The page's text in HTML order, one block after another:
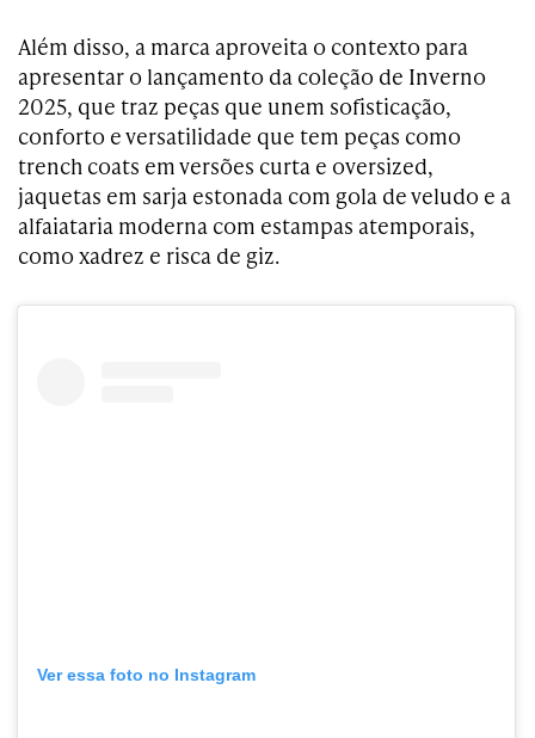
Além disso, a marca aproveita o contexto para
apresentar o lançamento da coleção de Inverno
2025, que traz peças que unem sofisticação,
conforto e versatilidade que tem peças como
trench coats em versões curta e oversized,
jaquetas em sarja estonada com gola de veludo e a
alfaiataria moderna com estampas atemporais,
como xadrez e risca de giz.
Ver essa foto no Instagram